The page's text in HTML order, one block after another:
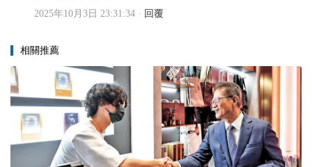
2025年10月3日 23:31:34 · 回覆
相關推薦